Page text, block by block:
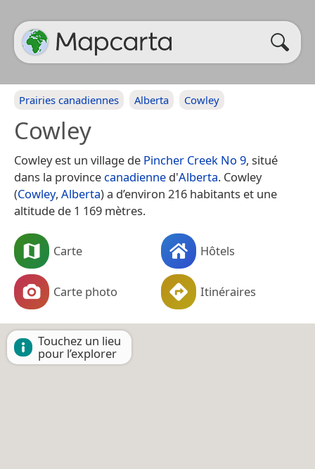
Prairies canadiennes Alberta Cowley
Cowley
Cowley est un village de Pincher Creek No 9, situé
dans la province canadienne d'Alberta. Cowley
(Cowley, Alberta) a d’environ 216 habitants et une
altitude de 1 169 mètres.
Carte Hôtels
Carte photo Itinéraires
Touchez un lieu
pour l’explorer